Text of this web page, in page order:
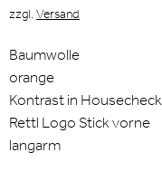
zzgl. Versand
Baumwolle
orange
Kontrast in Housecheck
Rettl Logo Stick vorne
langarm